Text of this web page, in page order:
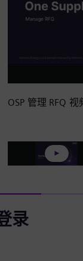
OSP 管理 RFQ 视
录